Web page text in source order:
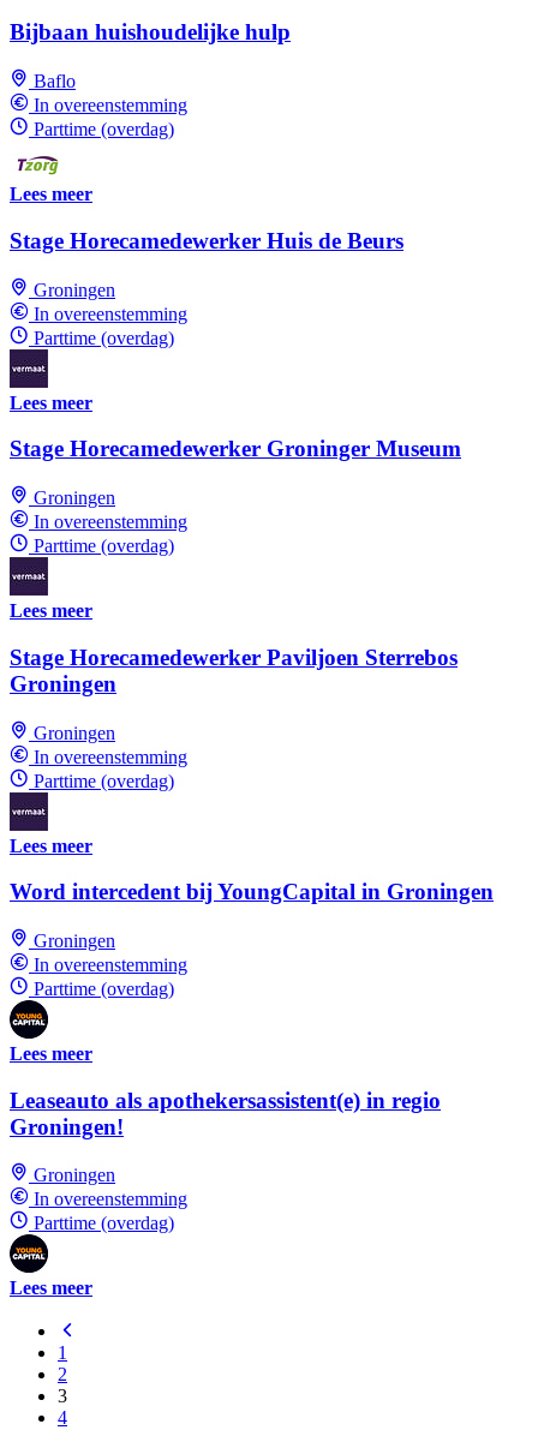
Bijbaan huishoudelijke hulp
Baflo
In overeenstemming
Parttime (overdag)
Lees meer
Stage Horecamedewerker Huis de Beurs
Groningen
In overeenstemming
Parttime (overdag)
Lees meer
Stage Horecamedewerker Groninger Museum
Groningen
In overeenstemming
Parttime (overdag)
Lees meer
Stage Horecamedewerker Paviljoen Sterrebos
Groningen
Groningen
In overeenstemming
Parttime (overdag)
Lees meer
Word intercedent bij YoungCapital in Groningen
Groningen
In overeenstemming
Parttime (overdag)
Lees meer
Leaseauto als apothekersassistent(e) in regio
Groningen!
Groningen
In overeenstemming
Parttime (overdag)
Lees meer
1
2
3
4